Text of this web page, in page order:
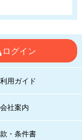
ログイン
用ガイド
会社案内
・条件書